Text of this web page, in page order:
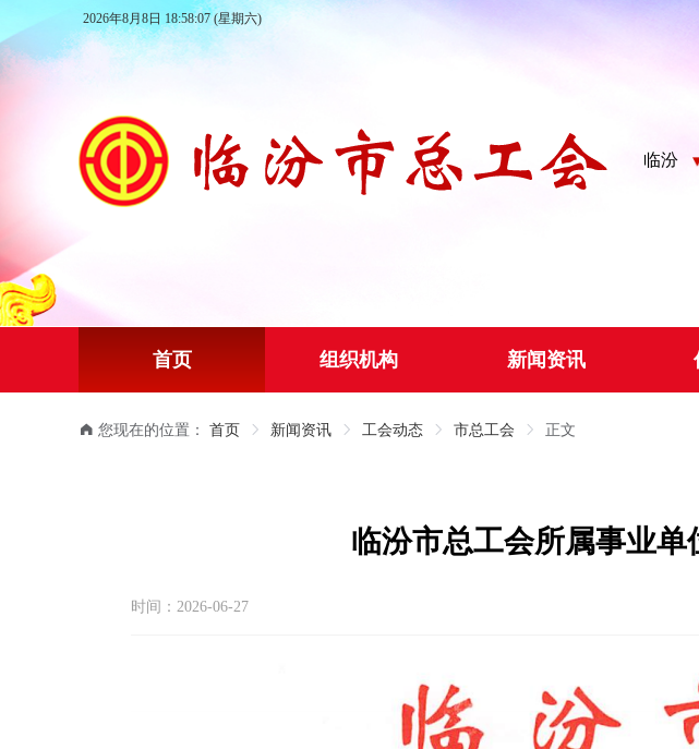
2026年8月8日 18:58:08 (星期六)
临汾
首页 组织机构 新闻资讯
您现在的位置： 首页 新闻资讯 工会动态 市总工会 正文
临汾市总工会所属事业单
时间：2026-06-27